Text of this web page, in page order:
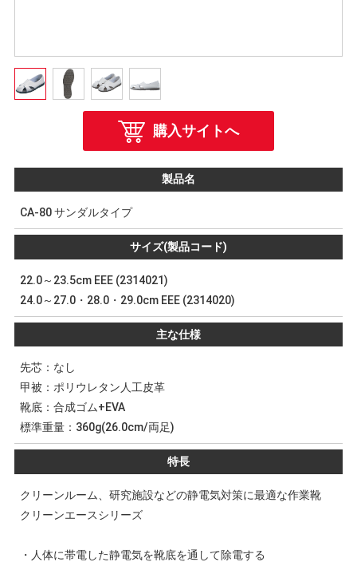
購入サイトへ
製品名
CA-80 サンダルタイプ
サイズ(製品コード)
22.0～23.5cm EEE (2314021)
24.0～27.0・28.0・29.0cm EEE (2314020)
主な仕様
先芯：なし
甲被：ポリウレタン人工皮革
靴底：合成ゴム+EVA
標準重量：360g(26.0cm/両足)
特長
クリーンルーム、研究施設などの静電気対策に最適な作業靴
クリーンエースシリーズ
・人体に帯電した静電気を靴底を通して除電する